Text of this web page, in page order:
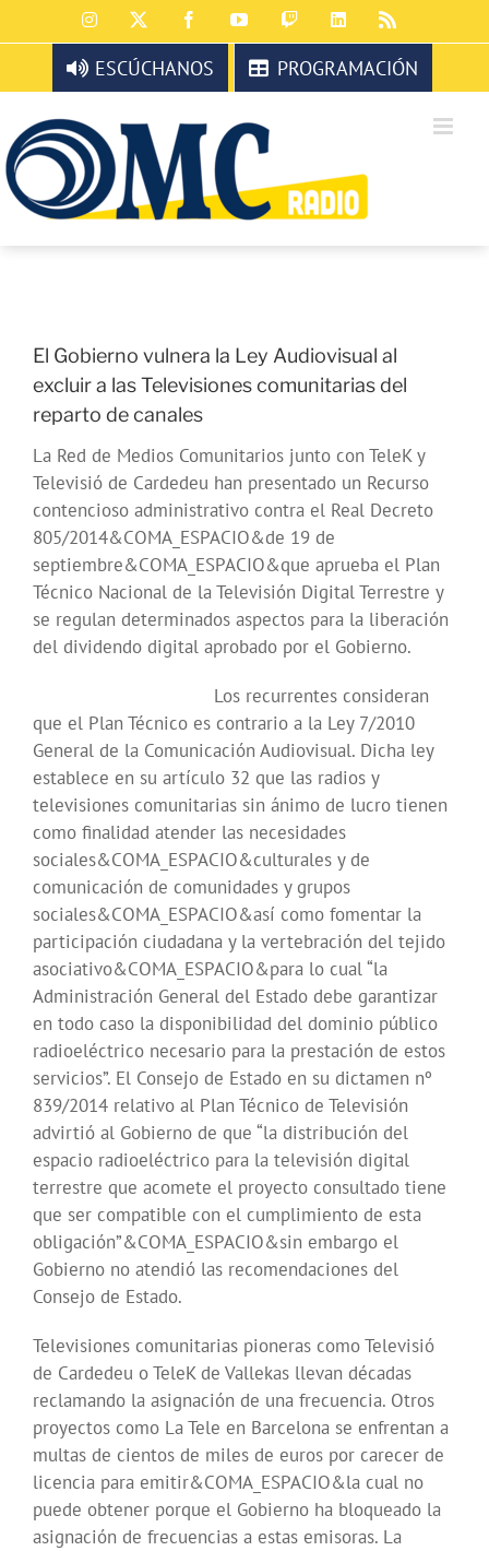
al
contenido
Instagram FacebookYouTubeTwitchLinkedIn
ESCÚCHANOS PROGRAMACIÓN
El Gobierno vulnera la Ley Audiovisual al
excluir a las Televisiones comunitarias del
reparto de canales
La Red de Medios Comunitarios junto con TeleK y
Televisió de Cardedeu han presentado un Recurso
contencioso administrativo contra el Real Decreto
805/2014&COMA_ESPACIO&de 19 de
septiembre&COMA_ESPACIO&que aprueba el Plan
Técnico Nacional de la Televisión Digital Terrestre y
se regulan determinados aspectos para la liberación
del dividendo digital aprobado por el Gobierno.
Los recurrentes consideran
que el Plan Técnico es contrario a la Ley 7/2010
General de la Comunicación Audiovisual. Dicha ley
establece en su artículo 32 que las radios y
televisiones comunitarias sin ánimo de lucro tienen
como finalidad atender las necesidades
sociales&COMA_ESPACIO&culturales y de
comunicación de comunidades y grupos
sociales&COMA_ESPACIO&así como fomentar la
participación ciudadana y la vertebración del tejido
asociativo&COMA_ESPACIO&para lo cual “la
Administración General del Estado debe garantizar
en todo caso la disponibilidad del dominio público
radioeléctrico necesario para la prestación de estos
servicios”. El Consejo de Estado en su dictamen nº
839/2014 relativo al Plan Técnico de Televisión
advirtió al Gobierno de que “la distribución del
espacio radioeléctrico para la televisión digital
terrestre que acomete el proyecto consultado tiene
que ser compatible con el cumplimiento de esta
obligación”&COMA_ESPACIO&sin embargo el
Gobierno no atendió las recomendaciones del
Consejo de Estado.
Televisiones comunitarias pioneras como Televisió
de Cardedeu o TeleK de Vallekas llevan décadas
reclamando la asignación de una frecuencia. Otros
proyectos como La Tele en Barcelona se enfrentan a
multas de cientos de miles de euros por carecer de
licencia para emitir&COMA_ESPACIO&la cual no
puede obtener porque el Gobierno ha bloqueado la
asignación de frecuencias a estas emisoras. La